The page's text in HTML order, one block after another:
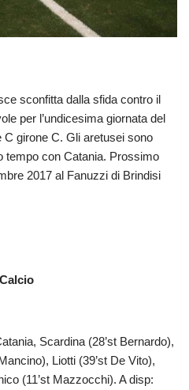
sconfitta dalla sfida contro il
per l’undicesima giornata del
girone C. Gli aretusei sono
tempo con Catania. Prossimo
2017 al Fanuzzi di Brindisi
Scardina (28’st Bernardo),
Liotti (39’st De Vito),
(11’st Mazzocchi). A disp: